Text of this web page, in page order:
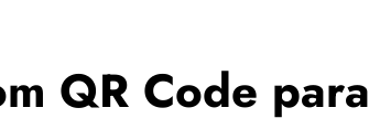
QR Code para